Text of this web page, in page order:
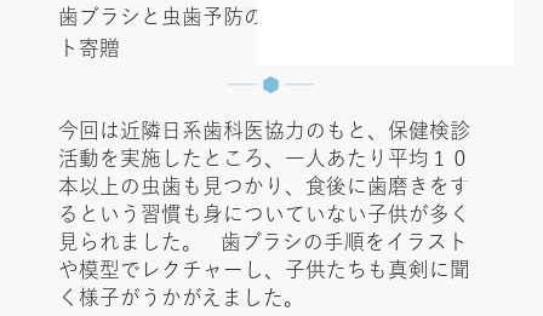
歯ブラシと虫歯予防の歯みがき粉を1000セッ
ト寄贈
今回は近隣日系歯科医協力のもと、保健検診
活動を実施したところ、一人あたり平均１０
本以上の虫歯も見つかり、食後に歯磨きをす
るという習慣も身についていない子供が多く
見られました。 歯ブラシの手順をイラスト
や模型でレクチャーし、子供たちも真剣に聞
く様子がうかがえました。